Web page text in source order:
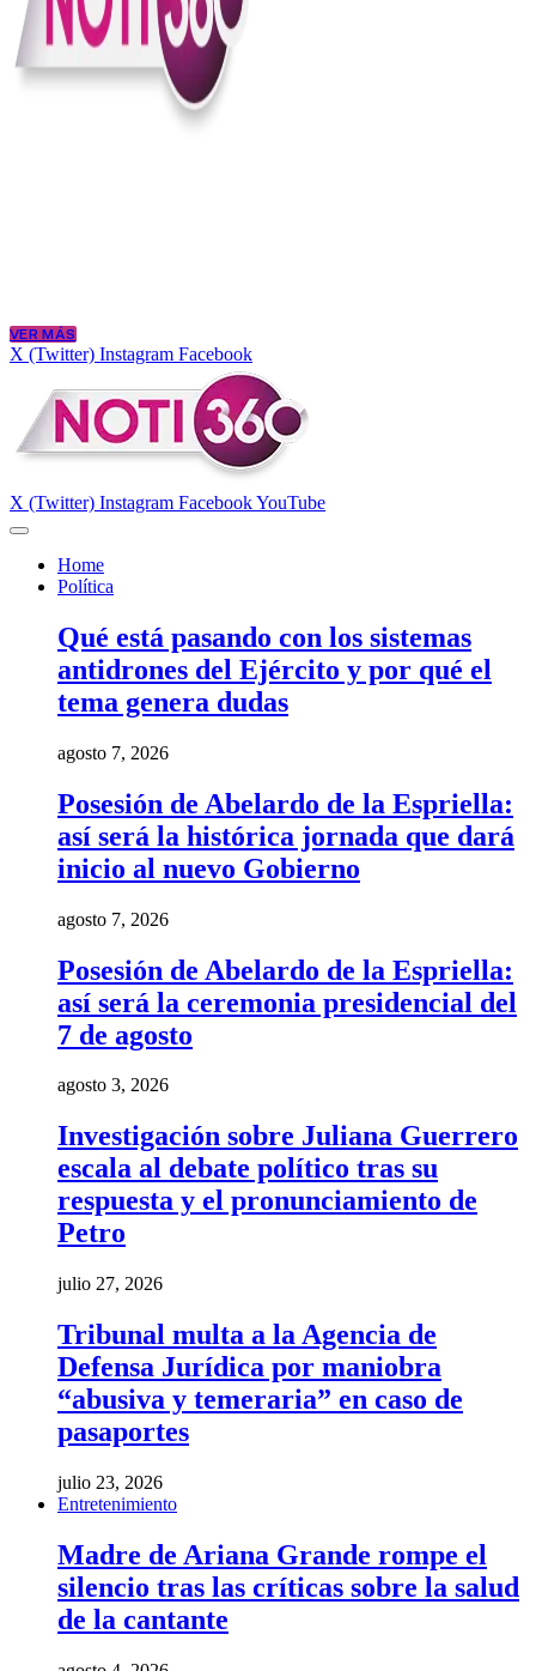
VER MÁS
X (Twitter) Instagram Facebook
X (Twitter) Instagram FacebookYouTube
Home
Política
Qué está pasando con los sistemas
antidrones del Ejército y por qué el
tema genera dudas
agosto 7, 2026
Posesión de Abelardo de la Espriella:
así será la histórica jornada que dará
inicio al nuevo Gobierno
agosto 7, 2026
Posesión de Abelardo de la Espriella:
así será la ceremonia presidencial del
7 de agosto
agosto 3, 2026
Investigación sobre Juliana Guerrero
escala al debate político tras su
respuesta y el pronunciamiento de
Petro
julio 27, 2026
Tribunal multa a la Agencia de
Defensa Jurídica por maniobra
“abusiva y temeraria” en caso de
pasaportes
julio 23, 2026
Entretenimiento
Madre de Ariana Grande rompe el
silencio tras las críticas sobre la salud
de la cantante